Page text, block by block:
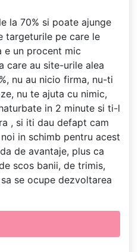
la 70% si poate ajunge
targeturile pe care le
e un procent mic
care au site-urile alea
nu au nicio firma, nu-ti
nu te ajuta cu nimic,
in 2 minute si ti-l
, si iti dau defapt cam
in schimb pentru acest
de avantaje, plus ca
scos banii, de trimis,
se ocupe dezvoltarea